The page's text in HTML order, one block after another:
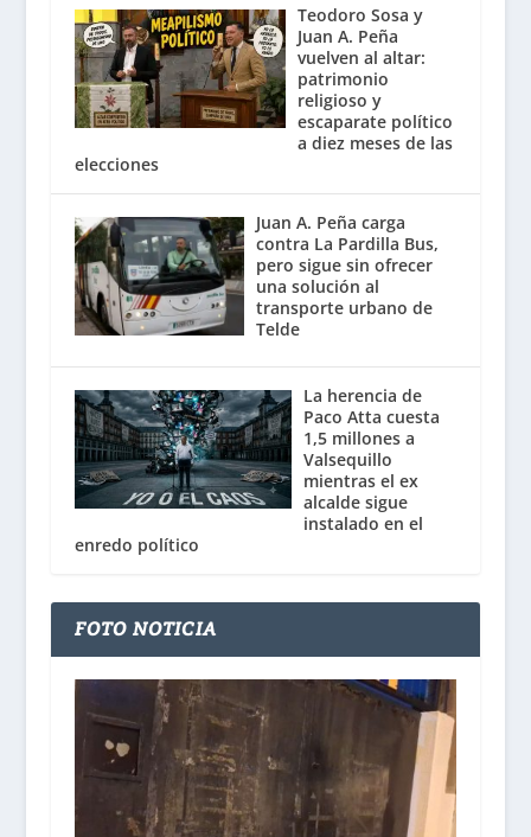
Teodoro Sosa y
Juan A. Peña
vuelven al altar:
patrimonio
religioso y
escaparate político
a diez meses de las
elecciones
Juan A. Peña carga
contra La Pardilla Bus,
pero sigue sin ofrecer
una solución al
transporte urbano de
Telde
La herencia de
Paco Atta cuesta
1,5 millones a
Valsequillo
mientras el ex
alcalde sigue
instalado en el
enredo político
FOTO NOTICIA